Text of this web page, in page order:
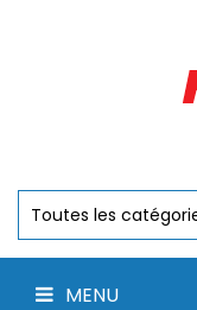
MENU
Chargeurs
Accus
Perceuse,
Visseuse
Batteries